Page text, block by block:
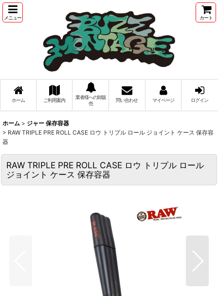
メニュー カート
ホーム ご利用案内
業者様への卸販
売
問い合わせ マイページ ログイン
ホーム > ジャー 保存容器
> RAW TRIPLE PRE ROLL CASE ロウ トリプル ロール ジョイント ケース 保存容
器
RAW TRIPLE PRE ROLL CASE ロウ トリプル ロール
ジョイント ケース 保存容器